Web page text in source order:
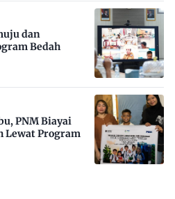
dan
Bedah
PNM Biayai
Lewat Program